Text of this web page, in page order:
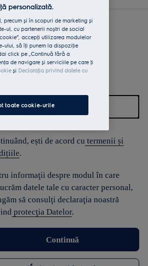
Introdu e-mail
ești de acord cu termenii și
.
informaţii despre modul în care
datele tale cu caracter personal,
să consulţi declaraţia noastră
protecţia Datelor.
personalizată.
și în scopuri de marketing și
ul, cu partenerii noștri de social
accepţi utilizarea modulelor
ului, să îţi punem la dispoziţie
click pe „Continuă fără a
de navigare și serviciile pe care ţi
și Declaraţia privind datele cu
toate cookie-urile